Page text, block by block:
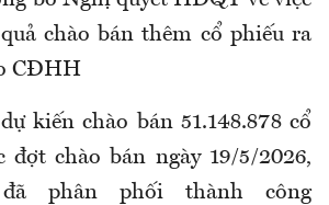
chào bán thêm cổ phiếu ra
CĐHH
kiến chào bán 51.148.878 cổ
đợt chào bán ngày 19/5/2026,
phân phối thành công